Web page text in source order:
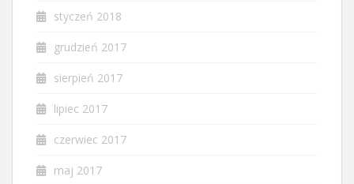
styczeń 2018
grudzień 2017
sierpień 2017
lipiec 2017
czerwiec 2017
maj 2017